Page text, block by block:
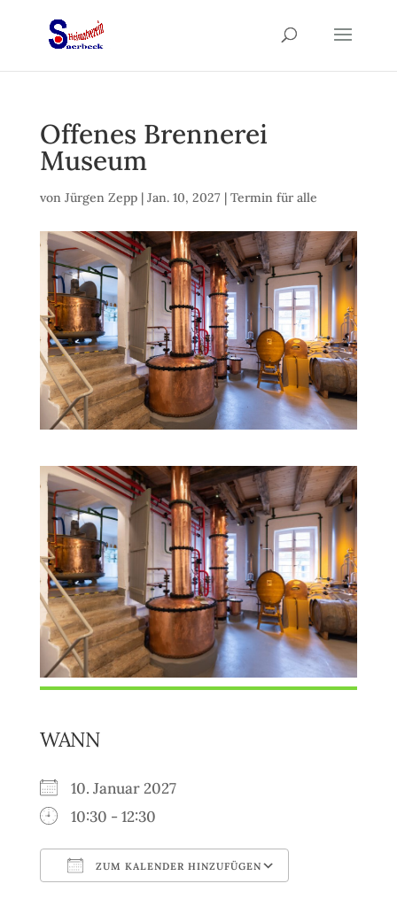
Offenes Brennerei
Museum
von Jürgen Zepp| Jan. 10, 2027| Termin für alle
WANN
10. Januar 2027
10:30 - 12:30
ZUM KALENDER HINZUFÜGEN